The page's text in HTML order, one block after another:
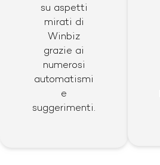
su aspetti
mirati di
Winbiz
grazie ai
numerosi
automatismi
e
suggerimenti.